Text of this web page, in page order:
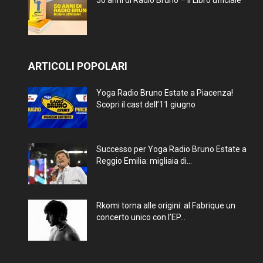
ARTICOLI POPOLARI
Yoga Radio Bruno Estate a Piacenza!
Scopri il cast dell’11 giugno
Successo per Yoga Radio Bruno Estate a
Reggio Emilia: migliaia di...
Rkomi torna alle origini: al Fabrique un
concerto unico con l’EP...